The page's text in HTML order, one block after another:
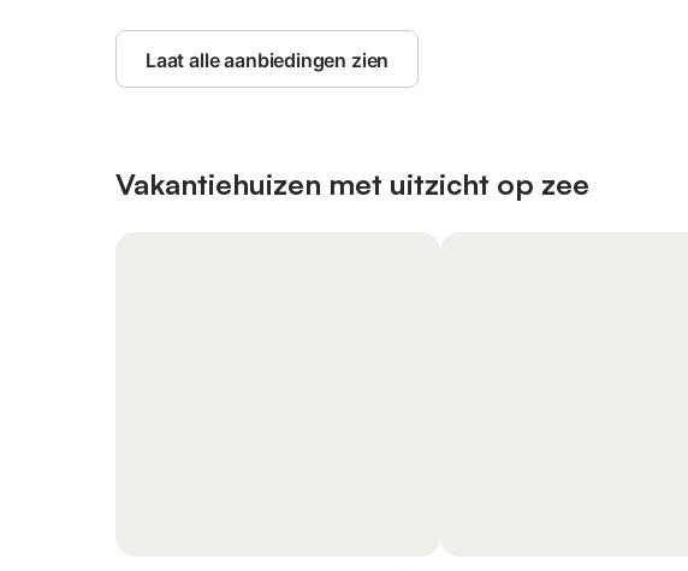
Laat alle aanbiedingen zien
Vakantiehuizen met uitzicht op zee